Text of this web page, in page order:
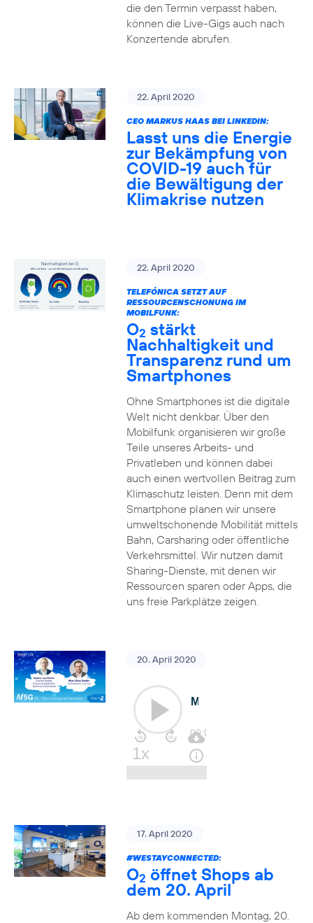
die den Termin verpasst haben,
können die Live-Gigs auch nach
Konzertende abrufen.
22. April 2020
CEO MARKUS HAAS BEI LINKEDIN:
Lasst uns die Energie
zur Bekämpfung von
COVID-19 auch für
die Bewältigung der
Klimakrise nutzen
22. April 2020
TELEFÓNICA SETZT AUF
RESSOURCENSCHONUNG IM
MOBILFUNK:
O2 stärkt
Nachhaltigkeit und
Transparenz rund um
Smartphones
Ohne Smartphones ist die digitale
Welt nicht denkbar. Über den
Mobilfunk organisieren wir große
Teile unseres Arbeits- und
Privatleben und können dabei
auch einen wertvollen Beitrag zum
Klimaschutz leisten. Denn mit dem
Smartphone planen wir unsere
umweltschonende Mobilität mittels
Bahn, Carsharing oder öffentliche
Verkehrsmittel. Wir nutzen damit
Sharing-Dienste, mit denen wir
Ressourcen sparen oder Apps, die
uns freie Parkplätze zeigen.
20. April 2020
17. April 2020
#WESTAYCONNECTED:
O2 öffnet Shops ab
dem 20. April
Ab dem kommenden Montag, 20.